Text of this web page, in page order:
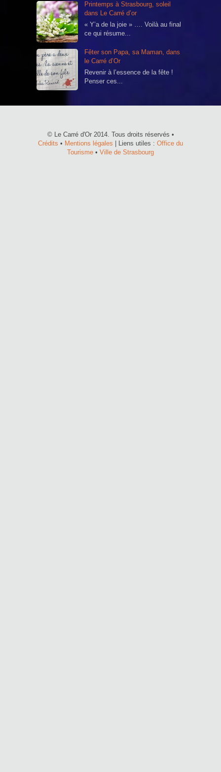
Printemps à Strasbourg, soleil
dans Le Carré d’or
« Y’a de la joie » …. Voilà au final
ce qui résume...
Fêter son Papa, sa Maman, dans
le Carré d’Or
Revenir à l’essence de la fête !
Penser ces...
© Le Carré d'Or 2014. Tous droits réservés •
Crédits • Mentions légales | Liens utiles : Office du
Tourisme • Ville de Strasbourg